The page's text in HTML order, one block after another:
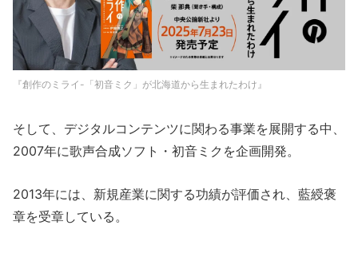
『創作のミライ-「初音ミク」が北海道から生まれたわけ』
そして、デジタルコンテンツに関わる事業を展開する中、
2007年に歌声合成ソフト・初音ミクを企画開発。
2013年には、新規産業に関する功績が評価され、藍綬褒
章を受章している。